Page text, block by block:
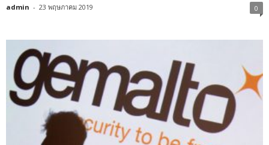
admin - 23 พฤษภาคม 2019 0